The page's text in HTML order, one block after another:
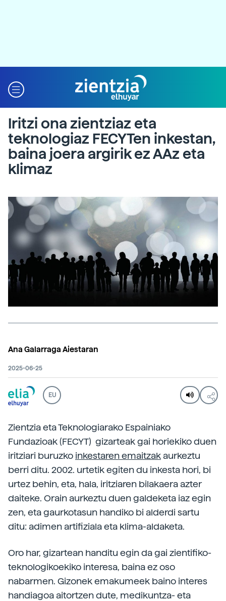
Iritzi ona zientziaz eta
teknologiaz FECYTen inkestan,
baina joera argirik ez AAz eta
klimaz
Ana Galarraga Aiestaran
2025-06-25
EU
Zientzia eta Teknologiarako Espainiako
Fundazioak (FECYT) gizarteak gai horiekiko duen
iritziari buruzko inkestaren emaitzak aurkeztu
berri ditu. 2002. urtetik egiten du inkesta hori, bi
urtez behin, eta, hala, iritziaren bilakaera azter
daiteke. Orain aurkeztu duen galdeketa iaz egin
zen, eta gaurkotasun handiko bi alderdi sartu
ditu: adimen artifiziala eta klima-aldaketa.
Oro har, gizartean handitu egin da gai zientifiko-
teknologikoekiko interesa, baina ez oso
nabarmen. Gizonek emakumeek baino interes
handiagoa aitortzen dute, medikuntza- eta